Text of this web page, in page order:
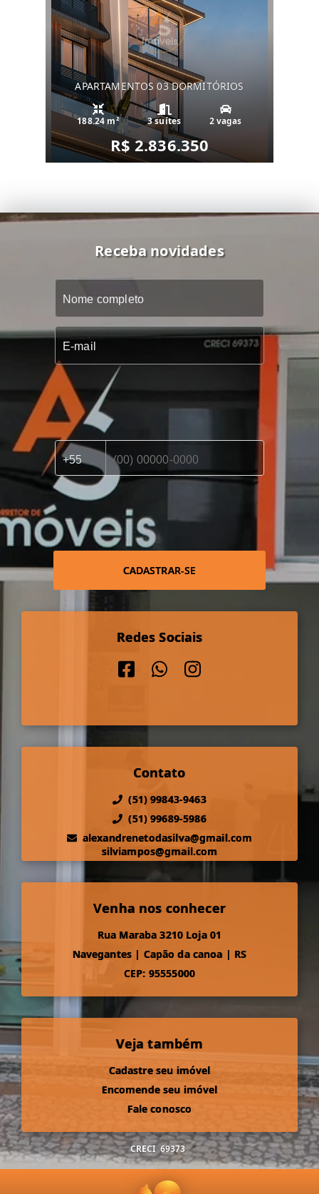
APARTAMENTOS 03 DORMITÓRIOS
188.24 m² 3 suítes 2 vagas
R$ 2.836.350
Receba novidades
CADASTRAR-SE
Redes Sociais
Contato
(51) 99843-9463
(51) 99689-5986
alexandrenetodasilva@gmail.com
silviampos@gmail.com
Venha nos conhecer
Rua Maraba 3210 Loja 01
Navegantes | Capão da canoa | RS
CEP: 95555000
Veja também
Cadastre seu imóvel
Encomende seu imóvel
Fale conosco
CRECI 69373